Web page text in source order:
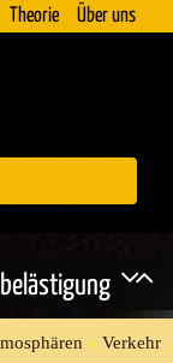
Theorie Über uns
» Verkehr